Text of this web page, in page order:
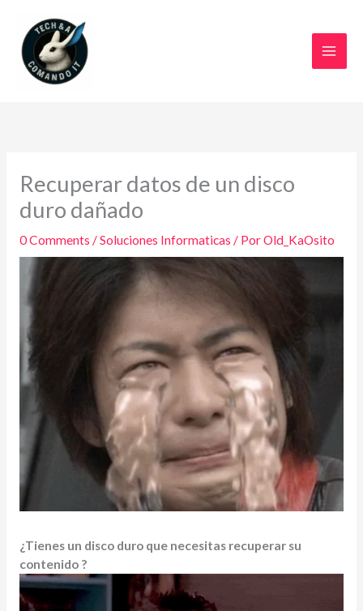
contenido
Recuperar datos de un disco
duro dañado
0 Comments /Soluciones Informaticas / PorOld_KaOsito
¿Tienes un disco duro que necesitas recuperar su
contenido ?